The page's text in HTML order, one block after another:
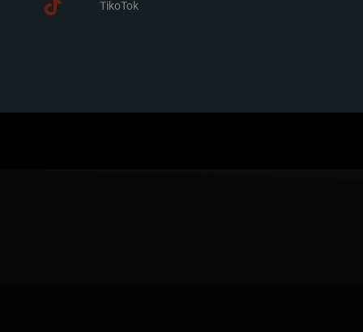
TikoTok